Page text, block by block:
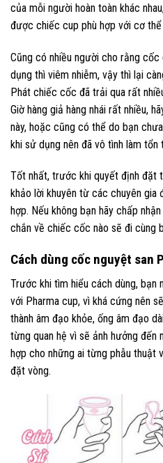
của mỗi người hoàn toàn khác
được chiếc cup phù hợp với cơ thể
Cũng có nhiều người cho rằng
dụng thì viêm nhiễm, vậy thì lại
Phát chiếc cốc đã trải qua rất
Giờ hàng giả hàng nhái rất nhiều,
này, hoặc cũng có thể do bạn
khi sử dụng nên đã vô tình làm tổn
Tốt nhất, trước khi quyết định đặt
khảo lời khuyên từ các chuyên
hợp. Nếu không bạn hãy chấp
chắn về chiếc cốc nào sẽ đi cùng
Cách dùng cốc nguyệt san
Trước khi tìm hiểu cách dùng, bạn
với Pharma cup, vì khá cứng nên
thành âm đạo khỏe, ống âm đạo
từng quan hệ vì sẽ ảnh hưởng đến
hợp cho những ai từng phẫu thuật
đặt vòng.